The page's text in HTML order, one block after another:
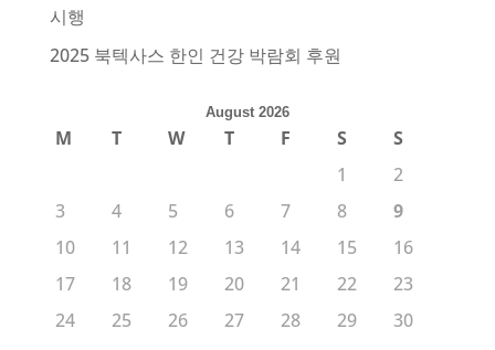
시행
2025 북텍사스 한인 건강 박람회 후원
August 2026
M T W T F S
S
1
2
3
4 5 6 7 8
9
10
11 12 13 14 15
16
17
18 19 20 21 22
23
24
25 26 27 28 29
30